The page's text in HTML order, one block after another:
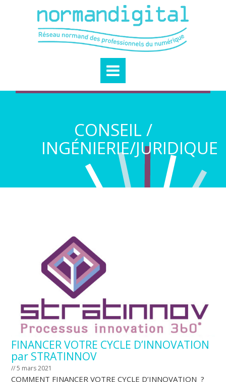
CONSEIL /
INGÉNIERIE/JURIDIQUE
FINANCER VOTRE CYCLE D’INNOVATION
par STRATINNOV
// 5 mars 2021
COMMENT FINANCER VOTRE CYCLE D’INNOVATION ?